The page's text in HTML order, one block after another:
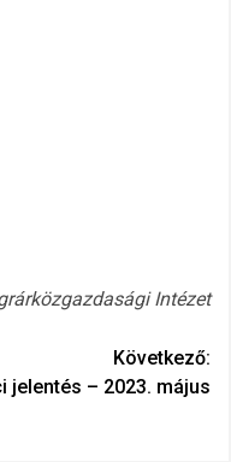
Intézet
Következő:
jelentés – 2023. május